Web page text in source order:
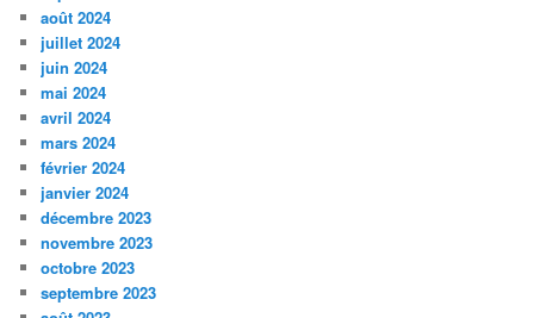
août 2024
juillet 2024
juin 2024
mai 2024
avril 2024
mars 2024
février 2024
janvier 2024
décembre 2023
novembre 2023
octobre 2023
septembre 2023